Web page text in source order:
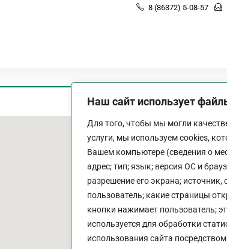
Наш сайт использует
Для того, чтобы мы могли
услуги, мы используем cookies,
Вашем компьютере (сведения о
адрес; тип; язык; версия ОС и
разрешение его экрана; источник,
пользователь; какие страницы
кнопки нажимает пользователь;
используется для обработки
использования сайта
8 (86372) 5-08-57
График
Политика